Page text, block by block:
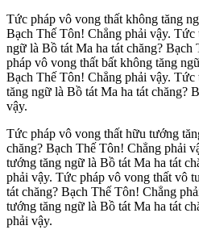
Tức pháp vô vong thất không tăng
Bạch Thế Tôn! Chẳng phải vậy. Tức
ngữ là Bồ tát Ma ha tát chăng?
pháp vô vong thất bất không tăng
Bạch Thế Tôn! Chẳng phải vậy. Tức
tăng ngữ là Bồ tát Ma ha tát chăng?
vậy.
Tức pháp vô vong thất hữu tướng
chăng? Bạch Thế Tôn! Chẳng phải
tướng tăng ngữ là Bồ tát Ma ha tát
phải vậy. Tức pháp vô vong thất vô
tát chăng? Bạch Thế Tôn! Chẳng
tướng tăng ngữ là Bồ tát Ma ha tát
phải vậy.